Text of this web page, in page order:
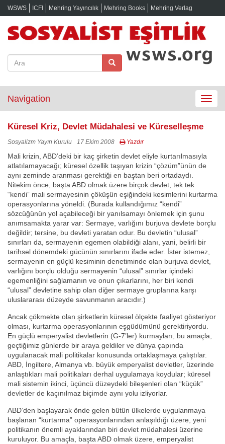
WSWS ICFI Mehring Yayıncılık Mehring Books Mehring Verlag
Toggle
Navigation
Küresel Kriz, Devlet Müdahalesi ve Küreselleşme
Sosyalizm Yayın Kurulu 17 Ekim 2008 Yazdır
Mali krizin, ABD’deki bir kaç şirketin devlet eliyle kurtarılmasıyla
atlatılamayacağı; küresel özellik taşıyan krizin “çözüm”ünün de
aynı zeminde aranması gerektiği en baştan beri ortadaydı.
Nitekim önce, başta ABD olmak üzere birçok devlet, tek tek
“kendi” mali sermayesinin çöküşün eşiğindeki kesimlerini kurtarma
operasyonlarına yöneldi. (Burada kullandığımız “kendi”
sözcüğünün yol açabileceği bir yanılsamayı önlemek için şunu
anımsamakta yarar var: Sermaye, varlığını burjuva devlete borçlu
değildir; tersine, bu devleti yaratan odur. Bu devletin “ulusal”
sınırları da, sermayenin egemen olabildiği alanı, yani, belirli bir
tarihsel dönemdeki gücünün sınırlarını ifade eder. İster istemez,
sermayenin en güçlü kesiminin denetiminde olan burjuva devlet,
varlığını borçlu olduğu sermayenin “ulusal” sınırlar içindeki
egemenliğini sağlamanın ve onun çıkarlarını, her biri kendi
“ulusal” devletine sahip olan diğer sermaye gruplarına karşı
uluslararası düzeyde savunmanın aracıdır.)
Ancak çökmekte olan şirketlerin küresel ölçekte faaliyet gösteriyor
olması, kurtarma operasyonlarının eşgüdümünü gerektiriyordu.
En güçlü emperyalist devletlerin (G-7’ler) kurmayları, bu amaçla,
geçtiğimiz günlerde bir araya geldiler ve dünya çapında
uygulanacak mali politikalar konusunda ortaklaşmaya çalıştılar.
ABD, İngiltere, Almanya vb. büyük emperyalist devletler, üzerinde
anlaştıkları mali politikaları derhal uygulamaya koydular; küresel
mali sistemin ikinci, üçüncü düzeydeki bileşenleri olan “küçük”
devletler de kaçınılmaz biçimde aynı yolu izliyorlar.
ABD’den başlayarak önde gelen bütün ülkelerde uygulanmaya
başlanan “kurtarma” operasyonlarından anlaşıldığı üzere, yeni
politikanın önemli ayaklarından biri devlet müdahalesi üzerine
kuruluyor. Bu amaçla, başta ABD olmak üzere, emperyalist